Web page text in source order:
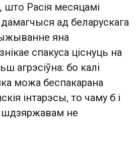
што Расія месяцамі
ад беларускага
яна
спакуса ціснуць на
агрэсіўна: бо калі
можа беспакарана
інтарэсы, то чаму б і
не